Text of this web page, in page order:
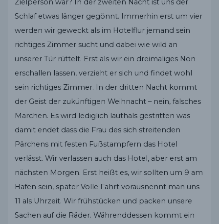
Schlaf etwas länger gegönnt. Immerhin erst um vier
werden wir geweckt als im Hotelflur jemand sein
richtiges Zimmer sucht und dabei wie wild an
unserer Tür rüttelt. Erst als wir ein dreimaliges Non
erschallen lassen, verzieht er sich und findet wohl
sein richtiges Zimmer. In der dritten Nacht kommt
der Geist der zukünftigen Weihnacht – nein, falsches
Märchen. Es wird lediglich lauthals gestritten was
damit endet dass die Frau des sich streitenden
Pärchens mit festen Fußstampfern das Hotel
verlässt. Wir verlassen auch das Hotel, aber erst am
nächsten Morgen. Erst heißt es, wir sollten um 9 am
Hafen sein, später Volle Fahrt vorausnennt man uns
11 als Uhrzeit. Wir frühstücken und packen unsere
Sachen auf die Räder. Währenddessen kommt ein